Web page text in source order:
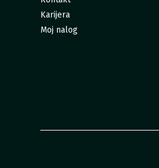
Karijera
Moj nalog